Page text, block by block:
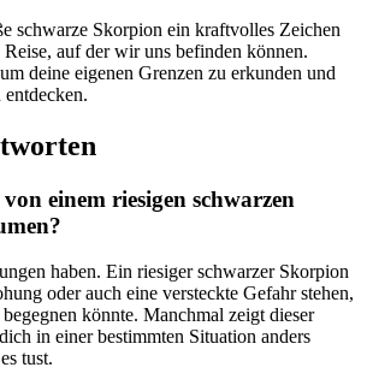
schwarze Skorpion ein kraftvolles Zeichen
auf der wir uns befinden‍ können.
deine eigenen Grenzen‍ zu erkunden⁣ und
von einem riesigen schwarzen⁤
haben. ​Ein riesiger schwarzer Skorpion
oder auch eine​ versteckte Gefahr ‌stehen,
könnte. ⁣Manchmal ‍zeigt dieser
in einer‍ bestimmten Situation anders
​tust.